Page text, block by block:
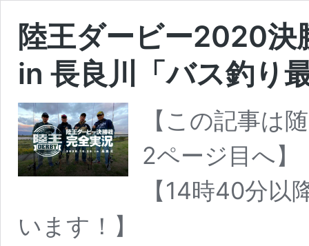
陸王ダービー2020決
in 長良川「バス釣り
【この記事は
2ページ目へ】
【14時40分
います！】